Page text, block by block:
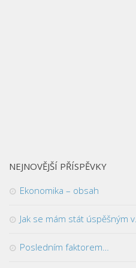
NEJNOVĚJŠÍ PŘÍSPĚVKY
Ekonomika – obsah
Jak se mám stát úspěšným v…
Posledním faktorem…